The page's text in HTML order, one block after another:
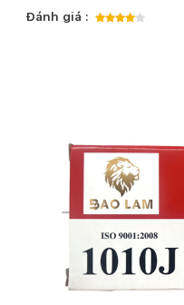
Đánh giá :